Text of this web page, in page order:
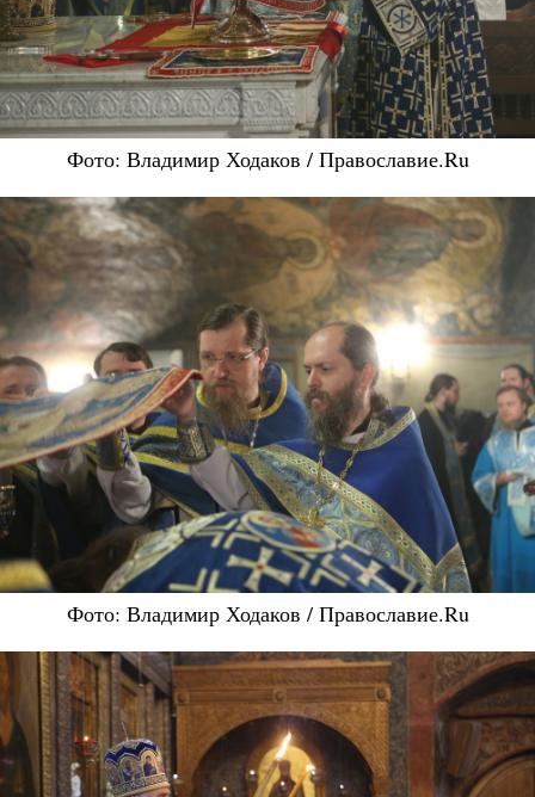
Фото: Владимир Ходаков / Православие.Ru
Фото: Владимир Ходаков / Православие.Ru